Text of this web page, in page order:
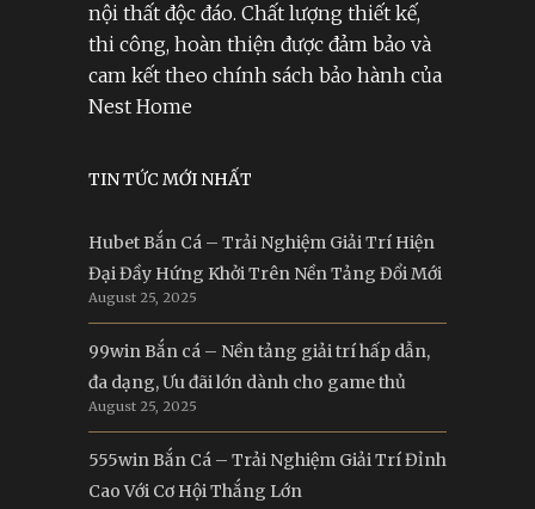
nội thất độc đáo. Chất lượng thiết kế,
thi công, hoàn thiện được đảm bảo và
cam kết theo chính sách bảo hành của
Nest Home
TIN TỨC MỚI NHẤT
Hubet Bắn Cá – Trải Nghiệm Giải Trí Hiện
Đại Đầy Hứng Khởi Trên Nền Tảng Đổi Mới
August 25, 2025
99win Bắn cá – Nền tảng giải trí hấp dẫn,
đa dạng, Ưu đãi lớn dành cho game thủ
August 25, 2025
555win Bắn Cá – Trải Nghiệm Giải Trí Đỉnh
Cao Với Cơ Hội Thắng Lớn